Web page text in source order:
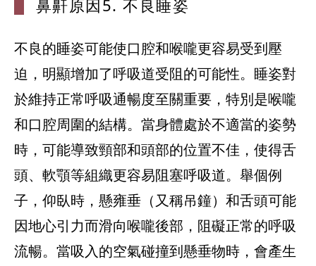
鼻鼾原因5. 不良睡姿
不良的睡姿可能使口腔和喉嚨更容易受到壓
迫，明顯增加了呼吸道受阻的可能性。睡姿對
於維持正常呼吸通暢度至關重要，特別是喉嚨
和口腔周圍的結構。當身體處於不適當的姿勢
時，可能導致頸部和頭部的位置不佳，使得舌
頭、軟顎等組織更容易阻塞呼吸道。舉個例
子，仰臥時，懸雍垂（又稱吊鐘）和舌頭可能
因地心引力而滑向喉嚨後部，阻礙正常的呼吸
流暢。當吸入的空氣碰撞到懸垂物時，會產生